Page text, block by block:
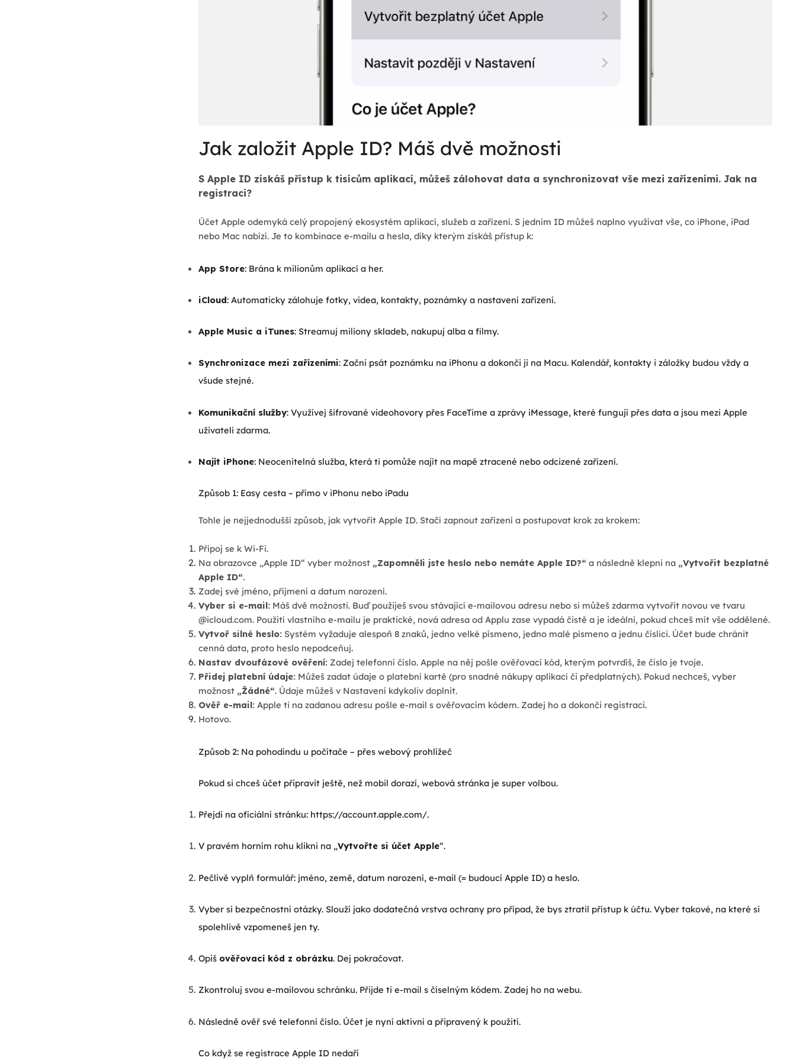
Jak založit Apple ID? Máš dvě možnosti
S Apple ID získáš přístup k tisícům aplikací, můžeš zálohovat data a synchronizovat vše mezi zařízeními. Jak na
registraci?
Účet Apple odemyká celý propojený ekosystém aplikací, služeb a zařízení. S jedním ID můžeš naplno využívat vše, co iPhone, iPad
nebo Mac nabízí. Je to kombinace e-mailu a hesla, díky kterým získáš přístup k:
App Store: Brána k milionům aplikací a her.
iCloud: Automaticky zálohuje fotky, videa, kontakty, poznámky a nastavení zařízení.
Apple Music a iTunes: Streamuj miliony skladeb, nakupuj alba a filmy.
Synchronizace mezi zařízeními: Začni psát poznámku na iPhonu a dokonči ji na Macu. Kalendář, kontakty i záložky budou vždy a
všude stejné.
Komunikační služby: Využívej šifrované videohovory přes FaceTime a zprávy iMessage, které fungují přes data a jsou mezi Apple
uživateli zdarma.
Najít iPhone: Neocenitelná služba, která ti pomůže najít na mapě ztracené nebo odcizené zařízení.
Způsob 1: Easy cesta – přímo v iPhonu nebo iPadu
Tohle je nejjednodušší způsob, jak vytvořit Apple ID. Stačí zapnout zařízení a postupovat krok za krokem:
Připoj se k Wi-Fi.
Na obrazovce „Apple ID“ vyber možnost „Zapomněli jste heslo nebo nemáte Apple ID?“ a následně klepni na „Vytvořit bezplatné
Apple ID“.
Zadej své jméno, příjmení a datum narození.
Vyber si e-mail: Máš dvě možnosti. Buď použiješ svou stávající e-mailovou adresu nebo si můžeš zdarma vytvořit novou ve tvaru
@icloud.com. Použití vlastního e-mailu je praktické, nová adresa od Applu zase vypadá čistě a je ideální, pokud chceš mít vše oddělené.
Vytvoř silné heslo: Systém vyžaduje alespoň 8 znaků, jedno velké písmeno, jedno malé písmeno a jednu číslici. Účet bude chránit
cenná data, proto heslo nepodceňuj.
Nastav dvoufázové ověření: Zadej telefonní číslo. Apple na něj pošle ověřovací kód, kterým potvrdíš, že číslo je tvoje.
Přidej platební údaje: Můžeš zadat údaje o platební kartě (pro snadné nákupy aplikací či předplatných). Pokud nechceš, vyber
možnost „Žádné“. Údaje můžeš v Nastavení kdykoliv doplnit.
Ověř e-mail: Apple ti na zadanou adresu pošle e-mail s ověřovacím kódem. Zadej ho a dokonči registraci.
Hotovo.
Způsob 2: Na pohodindu u počítače – přes webový prohlížeč
Pokud si chceš účet připravit ještě, než mobil dorazí, webová stránka je super volbou.
Přejdi na oficiální stránku: https://account.apple.com/.
V pravém horním rohu klikni na „Vytvořte si účet Apple“.
Pečlivě vyplň formulář: jméno, země, datum narození, e-mail (= budoucí Apple ID) a heslo.
Vyber si bezpečnostní otázky. Slouží jako dodatečná vrstva ochrany pro případ, že bys ztratil přístup k účtu. Vyber takové, na které si
spolehlivě vzpomeneš jen ty.
Opiš ověřovací kód z obrázku. Dej pokračovat.
Zkontroluj svou e-mailovou schránku. Přijde ti e-mail s číselným kódem. Zadej ho na webu.
Následně ověř své telefonní číslo. Účet je nyní aktivní a připravený k použití.
Co když se registrace Apple ID nedaří